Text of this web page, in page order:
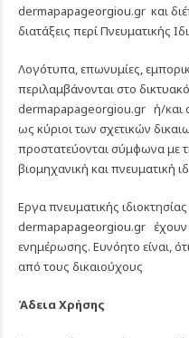
dermapapageorgiou.gr και
διατάξεις περί Πνευματικής
Λογότυπα, επωνυμίες,
περιλαμβάνονται στο
dermapapageorgiou.gr ή/και
ως κύριοι των σχετικών
προστατεύονται σύμφωνα με
βιομηχανική και πνευματική
Εργα πνευματικής
dermapapageorgiou.gr έχουν
ενημέρωσης. Ευνόητο είναι,
από τους δικαιούχους
Άδεια Χρήσης